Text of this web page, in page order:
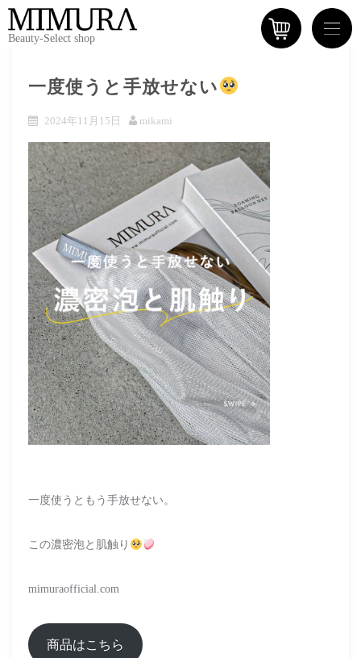
Beauty-Select shop
一度使うと手放せない
2024年11月15日 mikami
一度使うともう手放せない。
この濃密泡と肌触り
mimuraofficial.com
商品はこちら